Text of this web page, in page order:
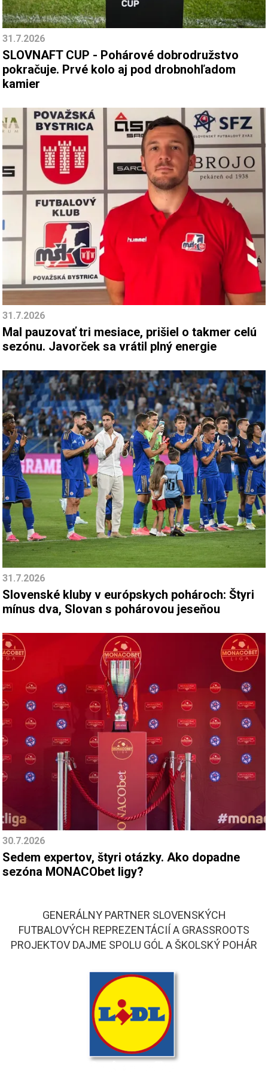
31.7.2026
SLOVNAFT CUP - Pohárové dobrodružstvo
pokračuje. Prvé kolo aj pod drobnohľadom
kamier
31.7.2026
Mal pauzovať tri mesiace, prišiel o takmer celú
sezónu. Javorček sa vrátil plný energie
31.7.2026
Slovenské kluby v európskych pohároch: Štyri
mínus dva, Slovan s pohárovou jeseňou
30.7.2026
Sedem expertov, štyri otázky. Ako dopadne
sezóna MONACObet ligy?
GENERÁLNY PARTNER SLOVENSKÝCH
FUTBALOVÝCH REPREZENTÁCIÍ A GRASSROOTS
PROJEKTOV DAJME SPOLU GÓL A ŠKOLSKÝ POHÁR